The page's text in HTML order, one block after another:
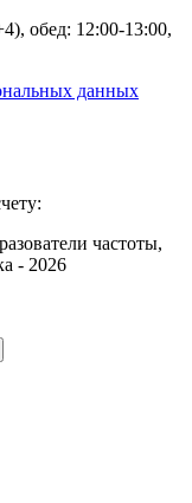
обед: 12:00-13:00,
данных
частоты,
- 2026